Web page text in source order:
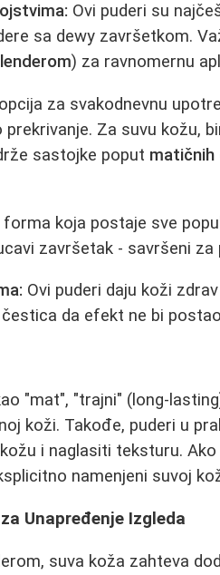
Ovi puderi su
sa dewy završetkom.
) za ravnomernu
za svakodnevnu
Za suvu kožu,
sastojke poput matičnih
koja postaje sve
završetak - savršeni
Ovi puderi daju koži
da efekt ne bi
"mat", "trajni" (long-
koži. Takođe, puderi u
i naglasiti teksturu.
namenjeni suvoj
Unapređenje Izgleda
suva koža zahteva